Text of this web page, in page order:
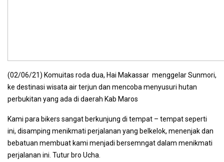
(02/06/21) Komuitas roda dua, Hai Makassar menggelar Sunmori,
ke destinasi wisata air terjun dan mencoba menyusuri hutan
perbukitan yang ada di daerah Kab Maros
Kami para bikers sangat berkunjung di tempat – tempat seperti
ini, disamping menikmati perjalanan yang belkelok, menenjak dan
bebatuan membuat kami menjadi bersemngat dalam menikmati
perjalanan ini. Tutur bro Ucha.